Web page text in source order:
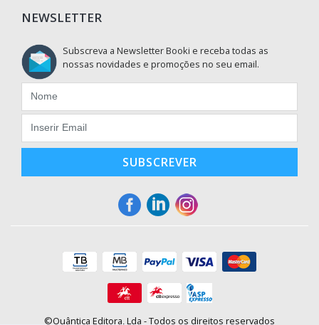
NEWSLETTER
Subscreva a Newsletter Booki e receba todas as
nossas novidades e promoções no seu email.
SUBSCREVER
©Quântica Editora, Lda - Todos os direitos reservados